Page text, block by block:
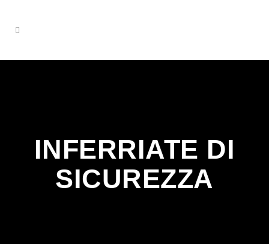
INFERRIATE DI
SICUREZZA